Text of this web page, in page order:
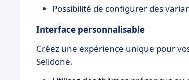
Possibilité de configurer des
Interface personnalisable
Créez une expérience unique pour
Selldone.